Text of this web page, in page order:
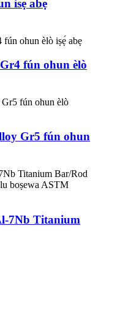
isẹ abẹ
fún ohun èlò
Gr5 fún ohun
7Nb Titanium